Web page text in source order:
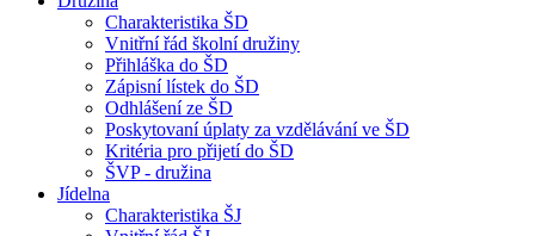
Charakteristika ŠD
Vnitřní řád školní družiny
Přihláška do ŠD
Zápisní lístek do ŠD
Odhlášení ze ŠD
Poskytovaní úplaty za vzdělávání ve ŠD
Kritéria pro přijetí do ŠD
ŠVP - družina
Jídelna
Charakteristika ŠJ